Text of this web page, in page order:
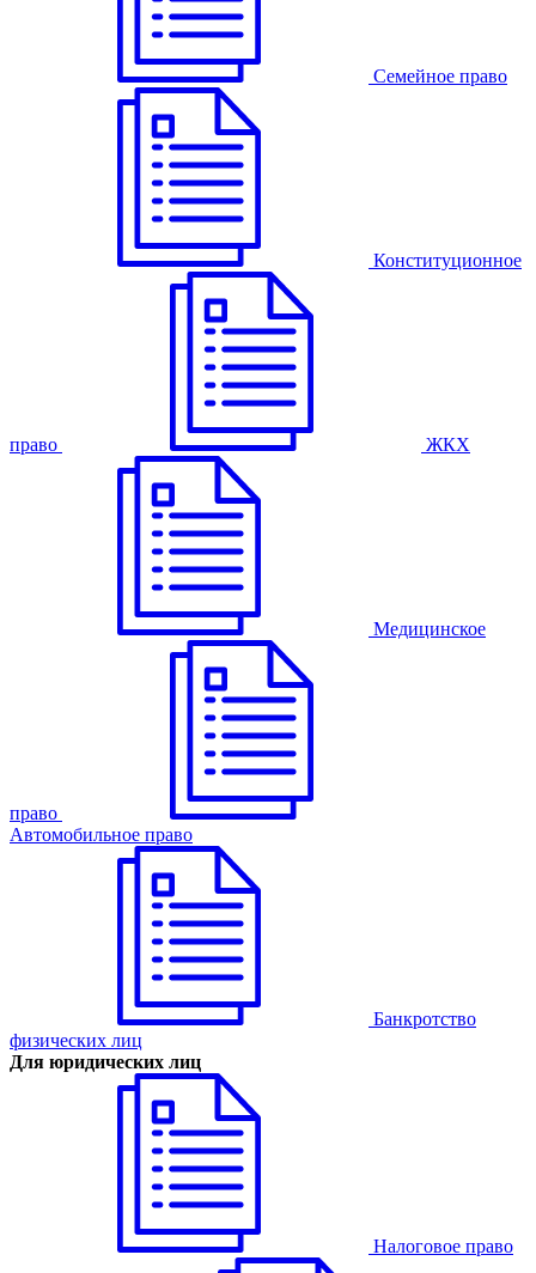
Семейное право
Конституционное
право ЖКХ
Медицинское
право
Автомобильное право
Банкротство
физических лиц
Для юридических лиц
Налоговое право